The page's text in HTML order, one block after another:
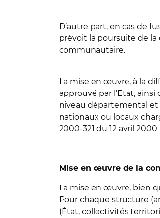
D’autre part, en cas de
prévoit la poursuite de
communautaire.
La mise en œuvre, à la
approuvé par l’Etat,
niveau départemental
nationaux ou locaux
2000-321 du 12 avril
Mise en œuvre de la
La mise en œuvre, bien
Pour chaque structure
(État, collectivités